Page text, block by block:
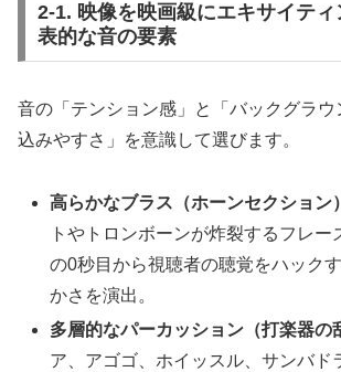
2-1. 映像を映画級にエキサイテ
表的な音の要素
音の「テンション感」と「バックグラウ
込みやすさ」を意識して選びます。
高らかなブラス（ホーンセクション
トやトロンボーンが炸裂するフレー
の0秒目から視聴者の聴覚をハック
かさを演出。
多層的なパーカッション（打楽器の
ア、アゴゴ、ホイッスル、サンバド